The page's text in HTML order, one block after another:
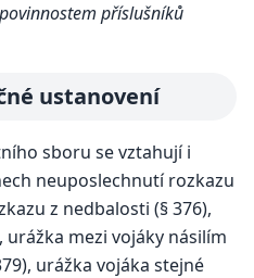
příslušníků
ustanovení
sboru se vztahují i
neuposlechnutí rozkazu
z nedbalosti (§ 376),
urážka mezi vojáky násilím
urážka vojáka stejné